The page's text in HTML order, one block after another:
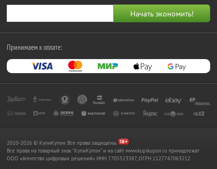
Принимаем к оплате:
2010-2026 © КупиКупон. Все права защищены.
Все права на товарный знак "КупиКупон" и на сайт www.kupikupon.ru принадлежат
OOO «Агентство цифровых решений» ИНН 7705523387, ОГРН 1127747063212